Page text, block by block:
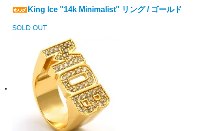
King Ice "14k Minimalist" リング / ゴールド
SOLD OUT